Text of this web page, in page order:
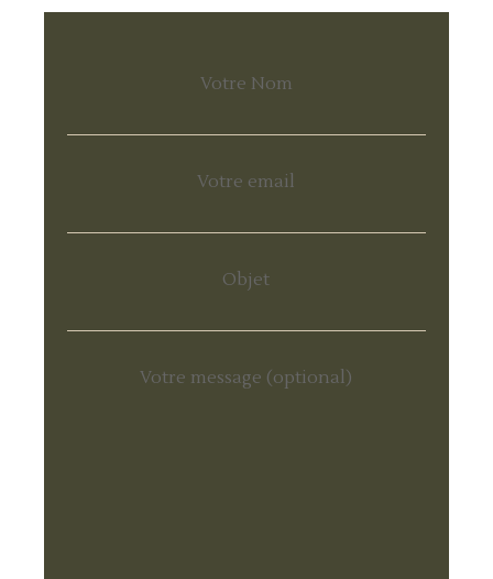
Votre Nom
Votre email
Objet
Votre message (optional)